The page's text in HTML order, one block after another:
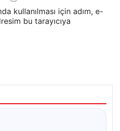
kullanılması için adım, e-
bu tarayıcıya